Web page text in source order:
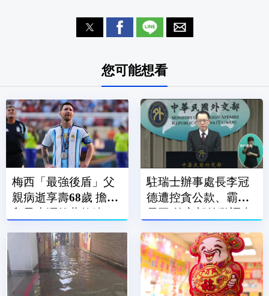
您可能想看
梅西「最強後盾」父
親病逝享壽68歲 擔任
兒子生涯啟蒙教練、
駐瑞士辦事處長李冠
德遭控貪公款、霸凌
員工 外交部啟動調查